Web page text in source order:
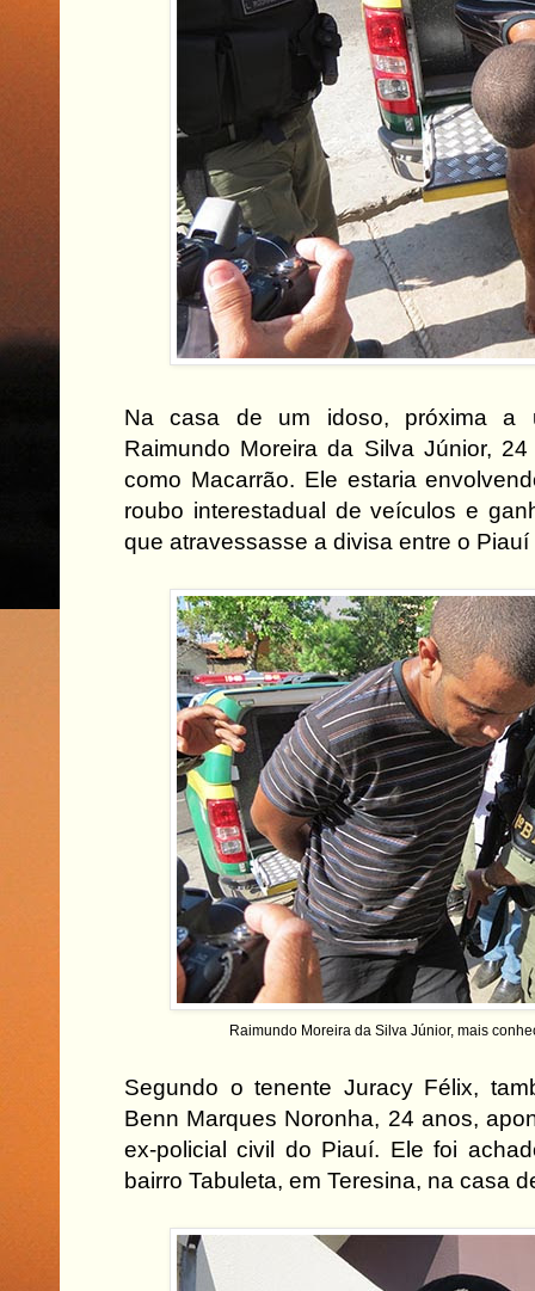
Na casa de um idoso, próxima a
Raimundo Moreira da Silva Júnior,
como Macarrão. Ele estaria
roubo interestadual de veículos e
que atravessasse a divisa entre o
Raimundo Moreira da Silva Júnior, mais
Segundo o tenente Juracy Félix,
Benn Marques Noronha, 24 anos,
ex-policial civil do Piauí. Ele foi
bairro Tabuleta, em Teresina, na casa